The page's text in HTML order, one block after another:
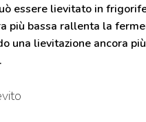
essere lievitato in
più bassa rallenta la
una lievitazione ancora